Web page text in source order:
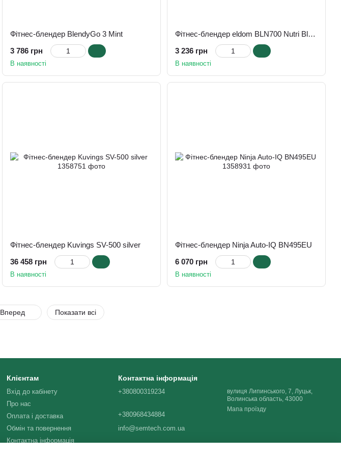
Фітнес-блендер BlendyGo 3 Mint
3 786 грн
В наявності
Фітнес-блендер eldom BLN700 Nutri Blender orbi
3 236 грн
В наявності
Фітнес-блендер Kuvings SV-500 silver
36 458 грн
В наявності
Фітнес-блендер Ninja Auto-IQ BN495EU
6 070 грн
В наявності
Вперед Показати всі
Клієнтам
Вхід до кабінету
Про нас
Оплата і доставка
Обмін та повернення
Контактна інформація
Контактна інформація
+380800319234
+380968434884
info@semtech.com.ua
вулиця Липинського, 7, Луцьк,
Волинська область, 43000
Мапа проїзду